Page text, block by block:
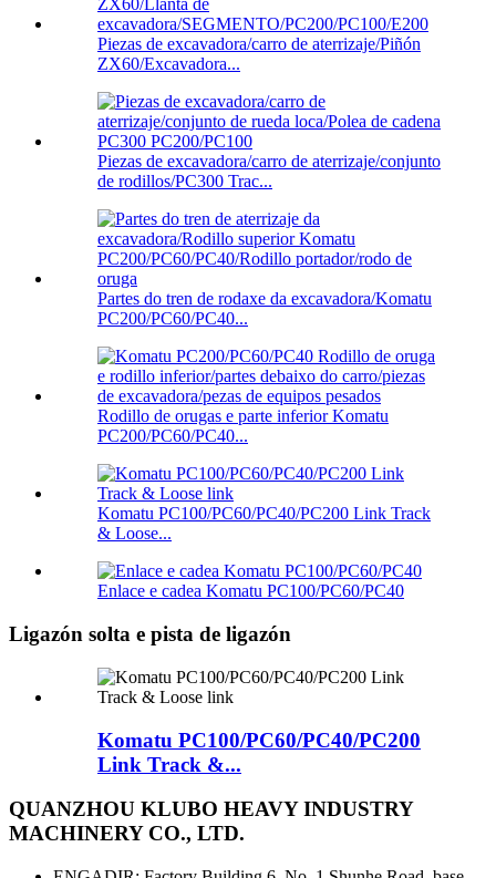
Piezas de excavadora/carro de aterrizaje/Piñón
ZX60/Excavadora...
Piezas de excavadora/carro de aterrizaje/conjunto
de rodillos/PC300 Trac...
Partes do tren de rodaxe da excavadora/Komatu
PC200/PC60/PC40...
Rodillo de orugas e parte inferior Komatu
PC200/PC60/PC40...
Komatu PC100/PC60/PC40/PC200 Link Track
& Loose...
Enlace e cadea Komatu PC100/PC60/PC40
Ligazón solta e pista de ligazón
Komatu PC100/PC60/PC40/PC200
Link Track &...
QUANZHOU KLUBO HEAVY INDUSTRY
MACHINERY CO., LTD.